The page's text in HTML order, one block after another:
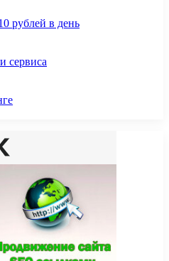
рублей в день
сервиса